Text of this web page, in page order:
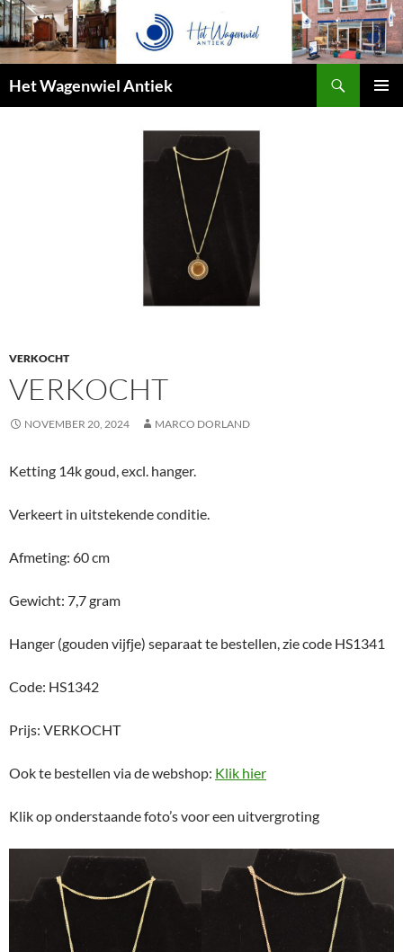
Het Wagenwiel Antiek
VERKOCHT
VERKOCHT
NOVEMBER 20, 2024 MARCO DORLAND
Ketting 14k goud, excl. hanger.
Verkeert in uitstekende conditie.
Afmeting: 60 cm
Gewicht: 7,7 gram
Hanger (gouden vijfje) separaat te bestellen, zie code HS1341
Code: HS1342
Prijs: VERKOCHT
Ook te bestellen via de webshop: Klik hier
Klik op onderstaande foto’s voor een uitvergroting